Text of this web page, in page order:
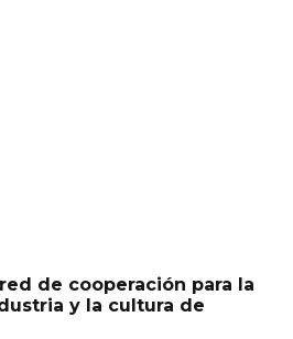
red de cooperación para la
y la cultura de